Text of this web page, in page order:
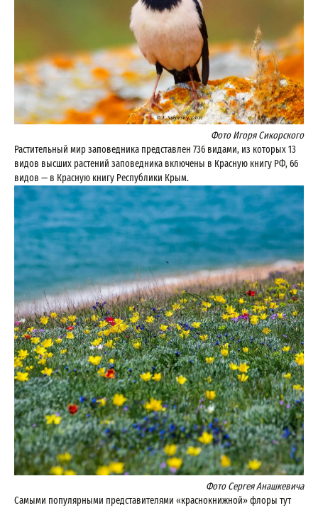
Фото Игоря Сикорского
Растительный мир заповедника представлен 736 видами, из которых 13
видов высших растений заповедника включены в Красную книгу РФ, 66
видов — в Красную книгу Республики Крым.
Фото Сергея Анашкевича
Самыми популярными представителями «краснокнижной» флоры тут